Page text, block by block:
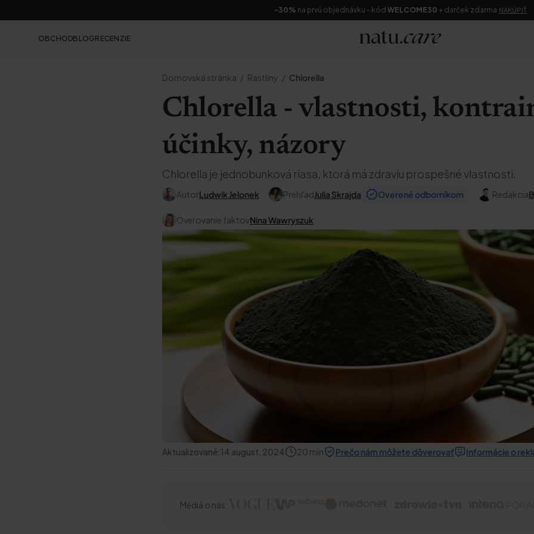
-30% na prvú objednávku - kód WELCOME30 + darček zdarma NAKÚPIŤ
OBCHODBLOGRECENZIE
Domovská stránka Rastliny Chlorella
Chlorella - vlastnosti,
účinky, názory
Chlorella je jednobunková riasa, ktorá má zdraviu prospešné vlastnosti.
AutorLudwik Jelonek PrehľadJulia Skrajda Overené odborníkom Redakcia
Overovanie faktovNina Wawryszuk
Aktualizované:14 august, 2024 20 min Prečo nám môžete dôverovať Informácie o
Médiá o nás: